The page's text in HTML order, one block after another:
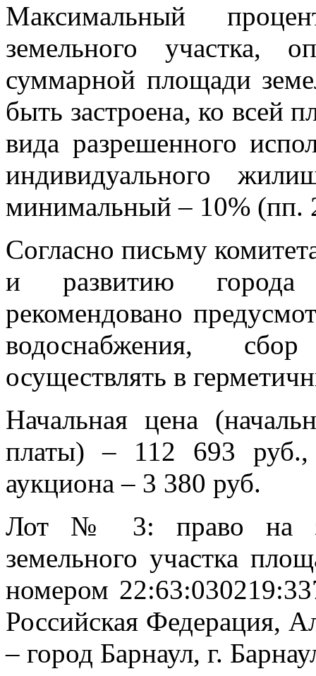
Максимальный
земельного участка,
суммарной площади
быть застроена, ко всей
вида разрешенного
индивидуального
минимальный – 10% (пп.
Согласно письму
и развитию города
рекомендовано
водоснабжения,
осуществлять в
Начальная цена
платы) – 112 693
аукциона – 3 380 руб.
Лот № 3: право на
земельного участка
номером
Российская Федерация,
– город Барнаул, г.